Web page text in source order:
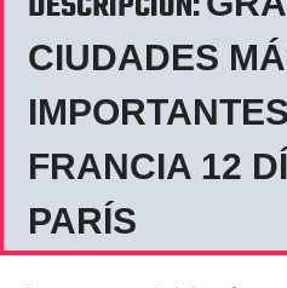
CIUDADES
FRANCIA 12
PARÍS